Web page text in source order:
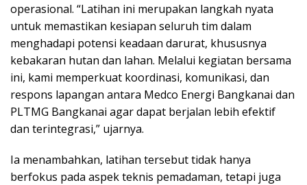
operasional. “Latihan ini merupakan langkah nyata
untuk memastikan kesiapan seluruh tim dalam
menghadapi potensi keadaan darurat, khususnya
kebakaran hutan dan lahan. Melalui kegiatan bersama
ini, kami memperkuat koordinasi, komunikasi, dan
respons lapangan antara Medco Energi Bangkanai dan
PLTMG Bangkanai agar dapat berjalan lebih efektif
dan terintegrasi,” ujarnya.
Ia menambahkan, latihan tersebut tidak hanya
berfokus pada aspek teknis pemadaman, tetapi juga